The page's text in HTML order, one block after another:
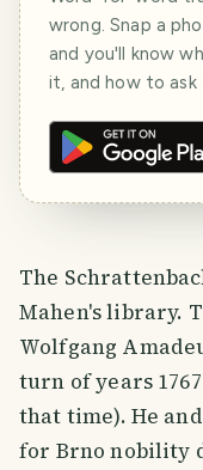
wrong. Snap a
and you'll know
it, and how to
The
Mahen's library.
Wolfgang
turn of years
that time). He
for Brno nobility